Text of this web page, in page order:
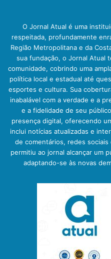
O Jornal Atual é uma
respeitada, profundamente
Região Metropolitana e da
sua fundação, o Jornal Atual
comunidade, cobrindo uma
política local e estadual até
esportes e cultura. Sua
inabalável com a verdade e a
e a fidelidade de seu
presença digital, oferecendo
inclui notícias atualizadas e
de comentários, redes
permitiu ao jornal alcançar um
adaptando-se às novas